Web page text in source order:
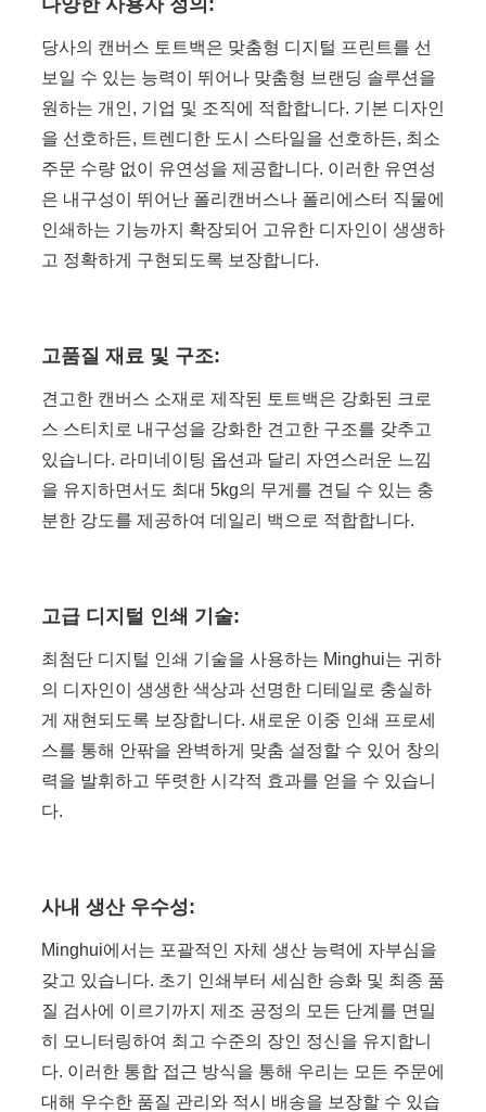
다양한 사용자 정의:
당사의 캔버스 토트백은 맞춤형 디지털 프린트를 선
보일 수 있는 능력이 뛰어나 맞춤형 브랜딩 솔루션을
원하는 개인, 기업 및 조직에 적합합니다. 기본 디자인
을 선호하든, 트렌디한 도시 스타일을 선호하든, 최소
주문 수량 없이 유연성을 제공합니다. 이러한 유연성
은 내구성이 뛰어난 폴리캔버스나 폴리에스터 직물에
인쇄하는 기능까지 확장되어 고유한 디자인이 생생하
고 정확하게 구현되도록 보장합니다.
고품질 재료 및 구조:
견고한 캔버스 소재로 제작된 토트백은 강화된 크로
스 스티치로 내구성을 강화한 견고한 구조를 갖추고
있습니다. 라미네이팅 옵션과 달리 자연스러운 느낌
을 유지하면서도 최대 5kg의 무게를 견딜 수 있는 충
분한 강도를 제공하여 데일리 백으로 적합합니다.
고급 디지털 인쇄 기술:
최첨단 디지털 인쇄 기술을 사용하는 Minghui는 귀하
의 디자인이 생생한 색상과 선명한 디테일로 충실하
게 재현되도록 보장합니다. 새로운 이중 인쇄 프로세
스를 통해 안팎을 완벽하게 맞춤 설정할 수 있어 창의
력을 발휘하고 뚜렷한 시각적 효과를 얻을 수 있습니
다.
사내 생산 우수성:
Minghui에서는 포괄적인 자체 생산 능력에 자부심을
갖고 있습니다. 초기 인쇄부터 세심한 승화 및 최종 품
질 검사에 이르기까지 제조 공정의 모든 단계를 면밀
히 모니터링하여 최고 수준의 장인 정신을 유지합니
다. 이러한 통합 접근 방식을 통해 우리는 모든 주문에
대해 우수한 품질 관리와 적시 배송을 보장할 수 있습